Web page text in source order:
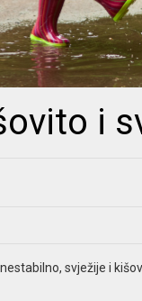
i
svježije i